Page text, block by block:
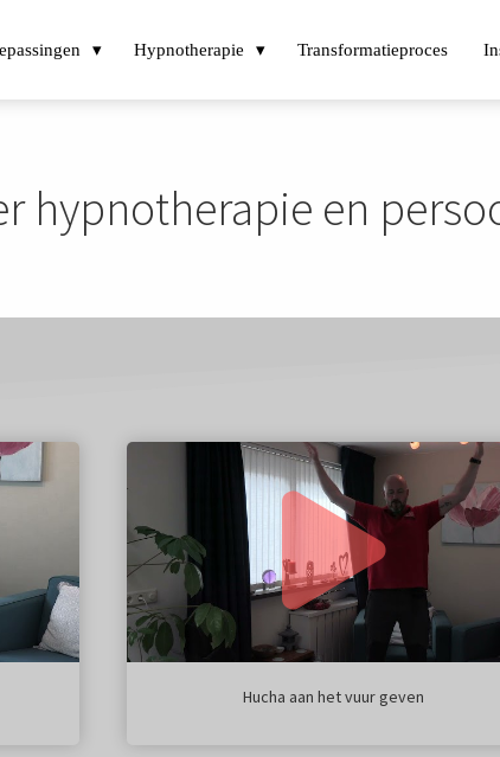
Hypnotherapie Transformatieproces
hypnotherapie en
Hucha aan het vuur geven